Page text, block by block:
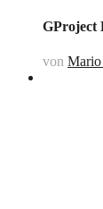
GProject
von